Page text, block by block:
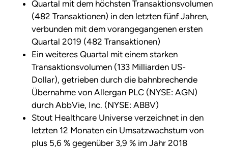
Quartal mit dem höchsten Transaktionsvolumen
(482 Transaktionen) in den letzten fünf Jahren,
verbunden mit dem vorangegangenen ersten
Quartal 2019 (482 Transaktionen)
Ein weiteres Quartal mit einem starken
Transaktionsvolumen (133 Milliarden US-
Dollar), getrieben durch die bahnbrechende
Übernahme von Allergan PLC (NYSE: AGN)
durch AbbVie, Inc. (NYSE: ABBV)
Stout Healthcare Universe verzeichnet in den
letzten 12 Monaten ein Umsatzwachstum von
plus 5,6 % gegenüber 3,9 % im Jahr 2018